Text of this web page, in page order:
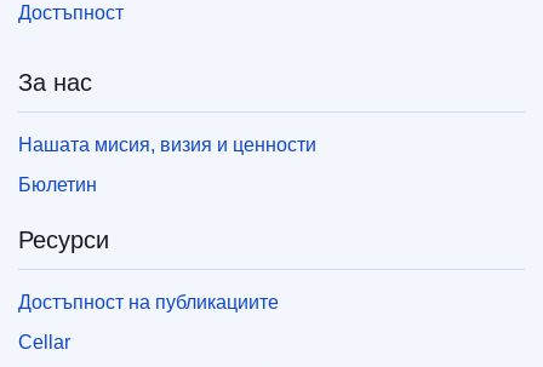
Достъпност
За нас
Нашата мисия, визия и ценности
Бюлетин
Ресурси
Достъпност на публикациите
Cellar